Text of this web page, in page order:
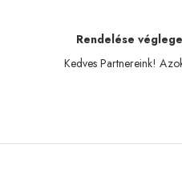
Rendelése
Kedves Partnereink!